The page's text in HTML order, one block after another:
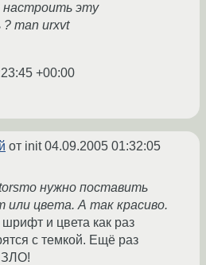
настроить эту
? man urxvt
+00:00
от init04.09.2005 01:32:05
нужно поставить
или цвета. А так красиво.
и цвета как раз
с темкой. Ещё раз
ЗЛО!